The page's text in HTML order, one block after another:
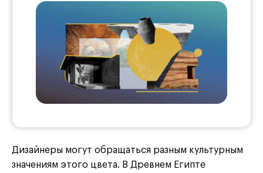
Дизайнеры могут обращаться разным культурным
значениям этого цвета. В Древнем Египте